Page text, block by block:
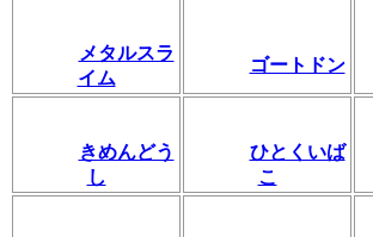
メタルスラ
イム
ゴートドン
きめんどう
し
ひとくいば
こ